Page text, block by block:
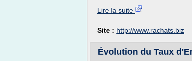
Lire la suite
Site : http://www.rachats.biz
Évolution du Taux